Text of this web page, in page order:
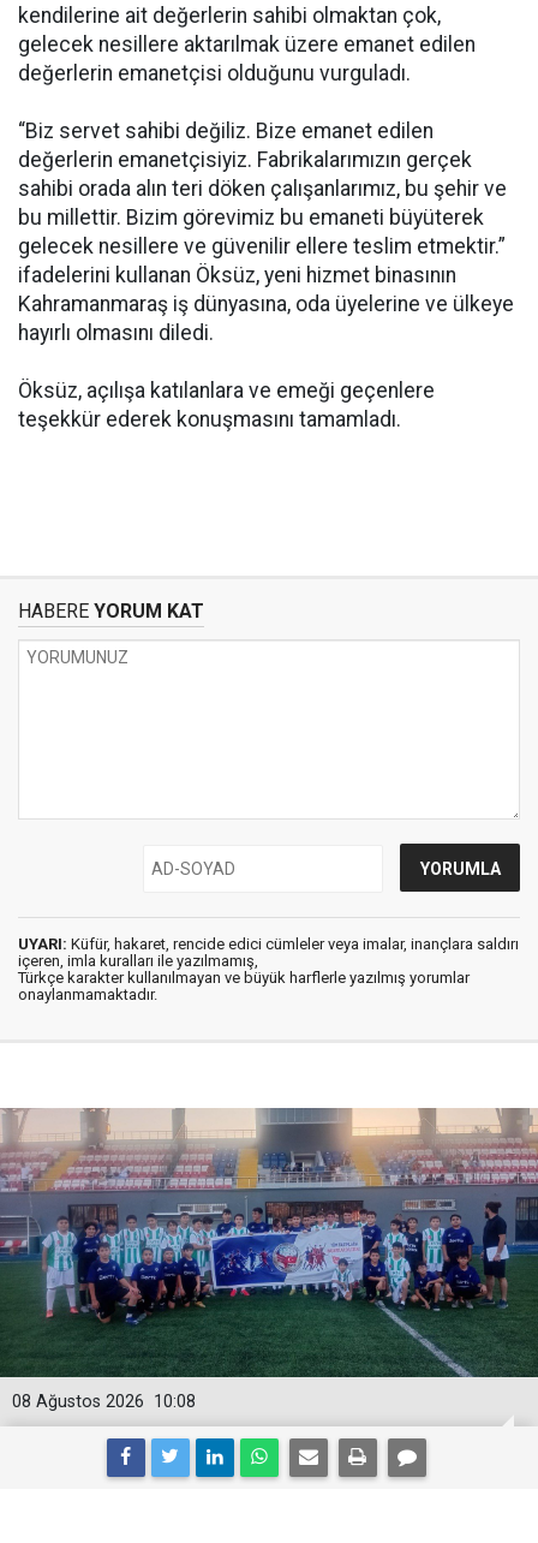
kendilerine ait değerlerin sahibi olmaktan çok,
gelecek nesillere aktarılmak üzere emanet edilen
değerlerin emanetçisi olduğunu vurguladı.
“Biz servet sahibi değiliz. Bize emanet edilen
değerlerin emanetçisiyiz. Fabrikalarımızın gerçek
sahibi orada alın teri döken çalışanlarımız, bu şehir ve
bu millettir. Bizim görevimiz bu emaneti büyüterek
gelecek nesillere ve güvenilir ellere teslim etmektir.”
ifadelerini kullanan Öksüz, yeni hizmet binasının
Kahramanmaraş iş dünyasına, oda üyelerine ve ülkeye
hayırlı olmasını diledi.
Öksüz, açılışa katılanlara ve emeği geçenlere
teşekkür ederek konuşmasını tamamladı.
HABERE YORUM KAT
UYARI: Küfür, hakaret, rencide edici cümleler veya imalar, inançlara saldırı
içeren, imla kuralları ile yazılmamış,
Türkçe karakter kullanılmayan ve büyük harflerle yazılmış yorumlar
onaylanmamaktadır.
10:08
08 Ağustos 2026